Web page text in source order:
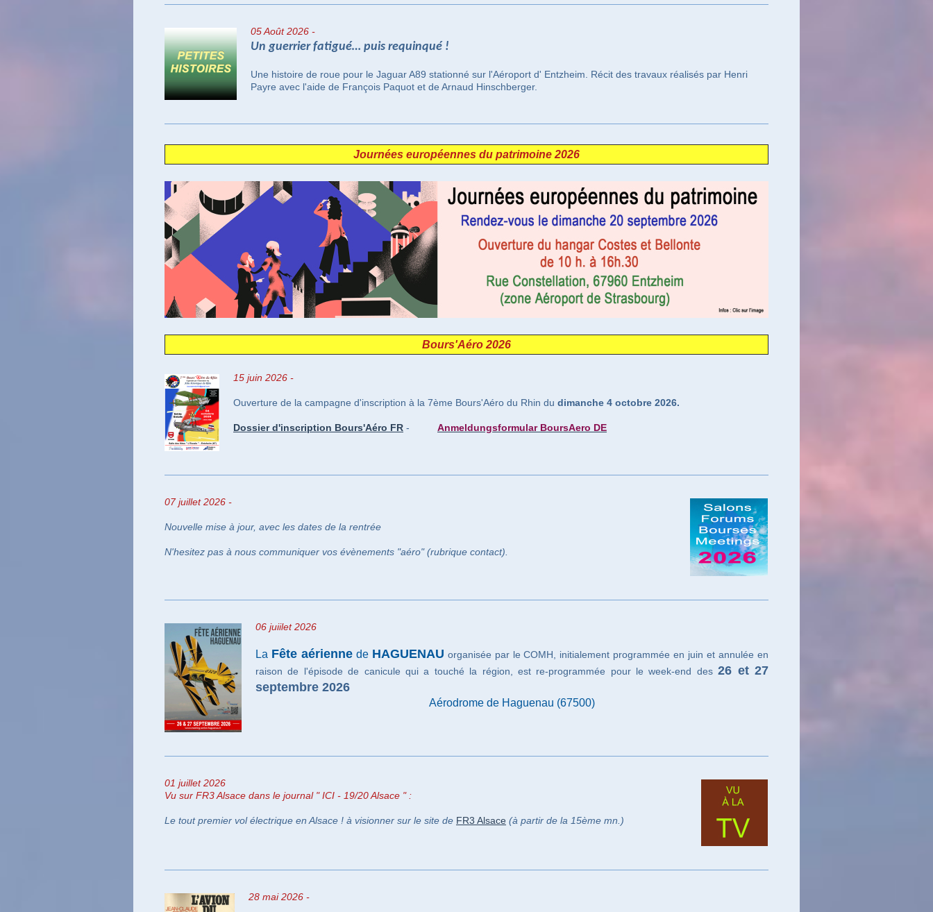
05 Août2026 -
Un guerrier fatigué… puis requinqué !
Une histoire de roue pour le Jaguar A89 stationné sur l'Aéroport d' Entzheim. Récit des travaux réalisés par Henri
Payre avec l'aide de François Paquot et de Arnaud Hinschberger.
Journées européennes du patrimoine 2026
Bours'Aéro 2026
15 juin 2026 -
Ouverture de la campagne d'inscription à la 7ème Bours'Aéro du Rhin du dimanche 4 octobre 2026.
Dossier d'inscription Bours'Aéro FR - Anmeldungsformular BoursAero DE
07 juillet2026 -
Nouvelle mise à jour, avec les dates de la rentrée
N'hesitez pas à nous communiquer vos évènements "aéro" (rubrique contact).
06 juiilet 2026
La Fête aérienne de HAGUENAU organisée par le COMH, initialement programmée en juin et annulée en
raison de l'épisode de canicule qui a touché la région, est re-programmée pour le week-end des26 et 27
septembre 2026
Aérodrome de Haguenau (67500)
01 juillet 2026
Vu sur FR3 Alsace dans le journal " ICI - 19/20 Alsace " :
Le tout premier vol électrique en Alsace ! à visionner sur le site de FR3 Alsace (à partir de la 15ème mn.)
28 mai2026 -